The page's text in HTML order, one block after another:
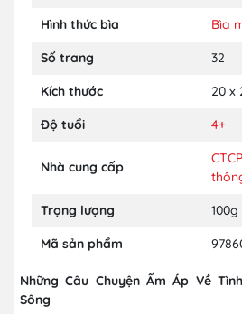
Hình thức bìa Bìa
Số trang 32
Kích thước 20 x
Độ tuổi 4+
Nhà cung cấp
Trọng lượng 100g
Mã sản phẩm
Những Câu Chuyện Ấm Áp Về
Sông